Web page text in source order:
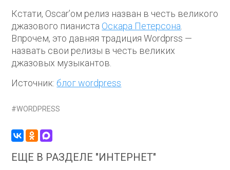
Кстати, Oscar’ом релиз назван в честь великого
джазового пианиста Оскара Петерсона.
Впрочем, это давняя традиция Wordprss —
назвать свои релизы в честь великих
джазовых музыкантов.
Источник:блог wordpress
WORDPRESS
ЕЩЕ В РАЗДЕЛЕ "ИНТЕРНЕТ"